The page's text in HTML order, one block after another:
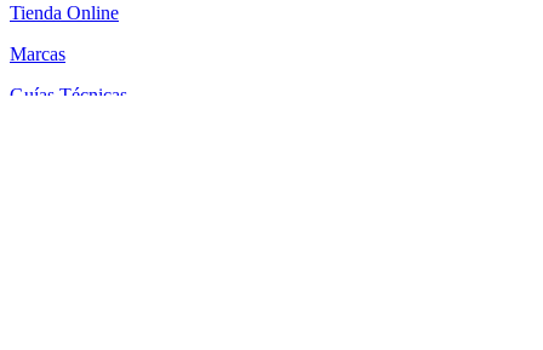
Tienda Online
Marcas
Guías Técnicas